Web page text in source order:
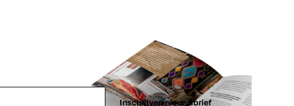
Inschrijven nieuwsbrief